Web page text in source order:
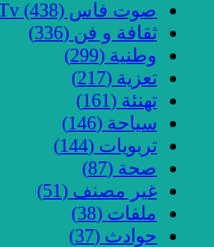
صوت فاس Tv (438)
ثقافة و فن (336)
وطنية (299)
تعزية (217)
تهنئة (161)
سياحة (146)
تربويات (144)
صحة (87)
غير مصنف (51)
ملفات (38)
حوادث (37)